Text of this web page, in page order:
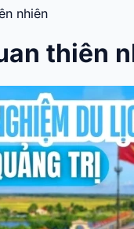
nhiên
thiên